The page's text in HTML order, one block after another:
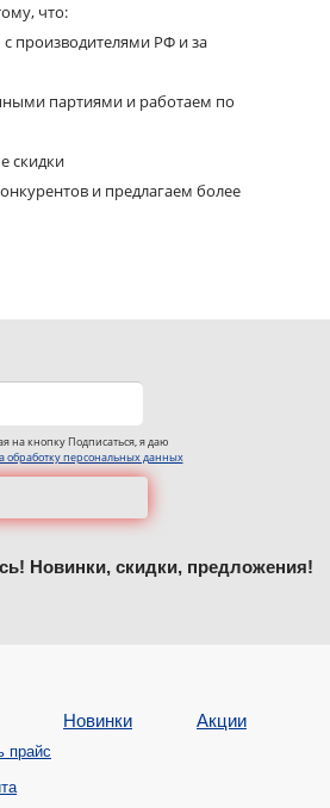
что:
производителями РФ и за
партиями и работаем по
скидки
и предлагаем более
на кнопку Подписаться, я даю
обработку персональных данных
Новинки, скидки, предложения!
прайс
Новинки Акции